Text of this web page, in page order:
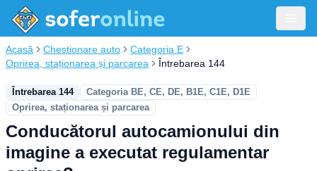
Acasă Chestionare auto
Categoria E
Oprirea, staționarea și parcarea
Întrebarea 144
Întrebarea 144
Categoria BE, CE, DE, B1E, C1E, D1E
Oprirea, staționarea și parcarea
Conducătorul autocamionului din
imagine a executat regulamentar